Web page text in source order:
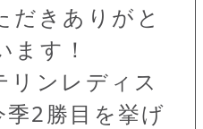
だきありがと
ます！
リンレディス
2勝目を挙げ